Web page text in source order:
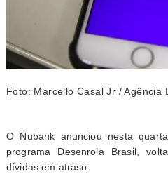
Foto: Marcello Casal Jr / Agência
O Nubank anunciou nesta
programa Desenrola Brasil,
dívidas em atraso.